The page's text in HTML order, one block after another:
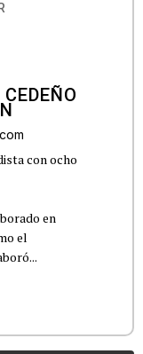
con ocho
en
el